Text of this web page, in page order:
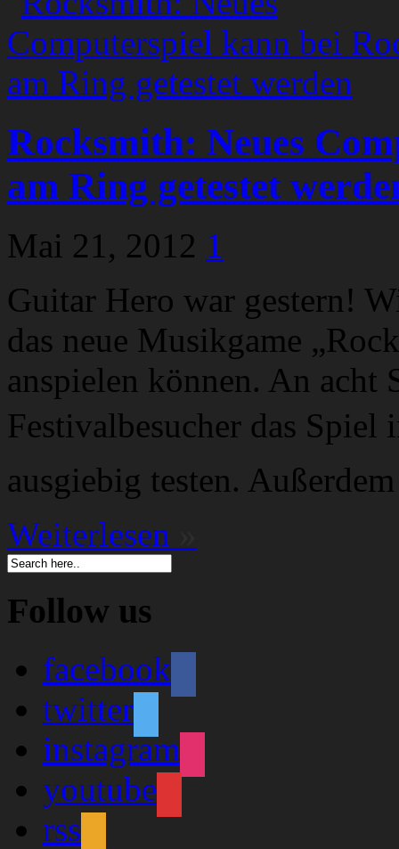
Rocksmith: Neues
am Ring getestet
Mai 21, 2012 1
Guitar Hero war gestern!
das neue Musikgame
anspielen können. An acht
Festivalbesucher das Spiel
ausgiebig testen.
Weiterlesen
Follow us
facebook
twitter
instagram
youtube
rss